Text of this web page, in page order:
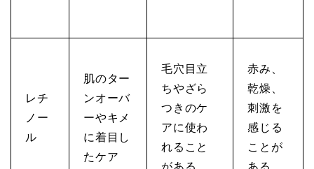
レチ
ノー
ル
肌のター
ンオーバ
ーやキメ
に着目し
たケア
毛穴目立
ちやざら
つきのケ
アに使わ
れること
がある
赤み、
乾燥、
刺激を
感じる
ことが
ある